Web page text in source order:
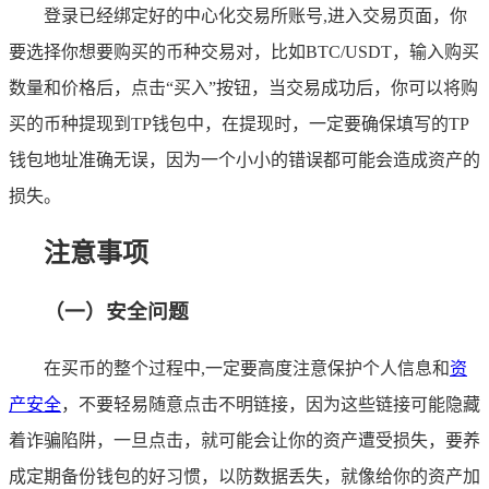
登录已经绑定好的中心化交易所账号,进入交易页面，你
要选择你想要购买的币种交易对，比如BTC/USDT，输入购买
数量和价格后，点击“买入”按钮，当交易成功后，你可以将购
买的币种提现到TP钱包中，在提现时，一定要确保填写的TP
钱包地址准确无误，因为一个小小的错误都可能会造成资产的
损失。
注意事项
（一）安全问题
在买币的整个过程中,一定要高度注意保护个人信息和资
产安全，不要轻易随意点击不明链接，因为这些链接可能隐藏
着诈骗陷阱，一旦点击，就可能会让你的资产遭受损失，要养
成定期备份钱包的好习惯，以防数据丢失，就像给你的资产加